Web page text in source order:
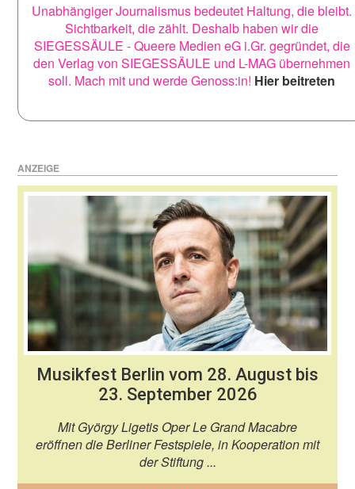
Unabhängiger Journalismus bedeutet Haltung, die bleibt.
Sichtbarkeit, die zählt. Deshalb haben wir die
SIEGESSÄULE - Queere Medien eG i.Gr. gegründet, die
den Verlag von SIEGESSÄULE und L-MAG übernehmen
soll. Mach mit und werde Genoss:in! Hier beitreten
ANZEIGE
Musikfest Berlin vom 28. August bis
23. September 2026
Mit György Ligetis Oper Le Grand Macabre
eröffnen die Berliner Festspiele, in Kooperation mit
der Stiftung ...